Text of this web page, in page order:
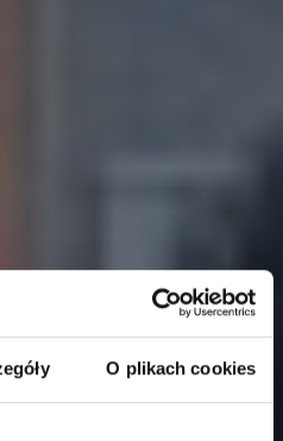
O plikach cookies